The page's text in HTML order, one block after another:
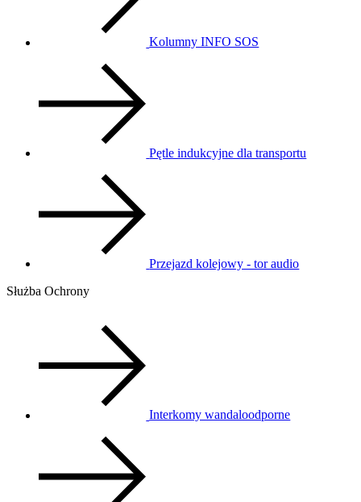
Kolumny INFO SOS
Pętle indukcyjne dla transportu
Przejazd kolejowy - tor audio
Służba Ochrony
Interkomy wandaloodporne